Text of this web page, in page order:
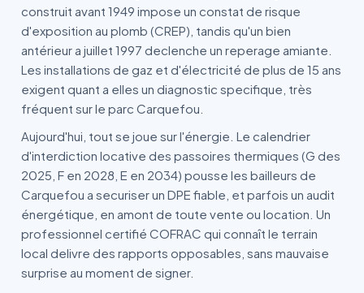
construit avant 1949 impose un constat de risque
d'exposition au plomb (CREP), tandis qu'un bien
antérieur a juillet 1997 declenche un reperage amiante.
Les installations de gaz et d'électricité de plus de 15 ans
exigent quant a elles un diagnostic specifique, très
fréquent sur le parc Carquefou.
Aujourd'hui, tout se joue sur l'énergie. Le calendrier
d'interdiction locative des passoires thermiques (G des
2025, F en 2028, E en 2034) pousse les bailleurs de
Carquefou a securiser un DPE fiable, et parfois un audit
énergétique, en amont de toute vente ou location. Un
professionnel certifié COFRAC qui connaît le terrain
local delivre des rapports opposables, sans mauvaise
surprise au moment de signer.